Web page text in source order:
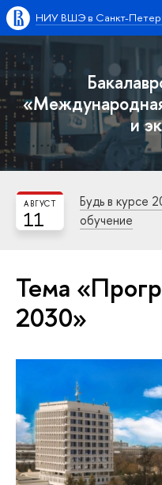
НИУ ВШЭ в Санкт-
и
11
АВГУСТ
Будь в курсе
обучение
Тема
2030»